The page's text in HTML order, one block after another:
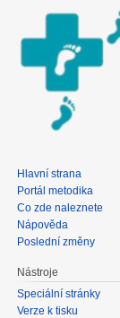
Hlavní strana
Portál metodika
Co zde naleznete
Nápověda
Poslední změny
Nástroje
Speciální stránky
Verze k tisku